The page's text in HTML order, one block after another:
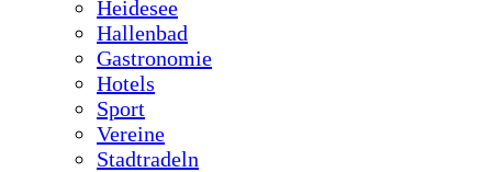
Heidesee
Hallenbad
Gastronomie
Hotels
Sport
Vereine
Stadtradeln